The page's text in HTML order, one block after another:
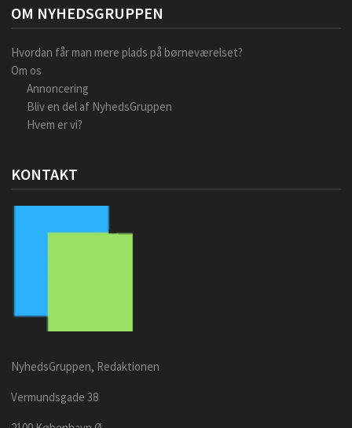
OM NYHEDSGRUPPEN
Hvordan får man mere plads på børneværelset?
Om os
Annoncering
Bliv en del af NyhedsGruppen
Hvem er vi?
KONTAKT
NyhedsGruppen, Redaktionen
Vermundsgade 38